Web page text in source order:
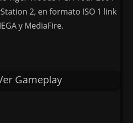
2, en formato ISO 1 link
y MediaFire.
Gameplay